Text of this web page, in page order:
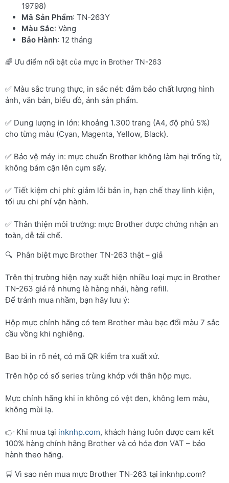
19798)
Mã Sản Phẩm: TN-263Y
Màu Sắc: Vàng
Bảo Hành: 12 tháng
🌈 Ưu điểm nổi bật của mực in Brother TN-263
✅ Màu sắc trung thực, in sắc nét: đảm bảo chất lượng hình
ảnh, văn bản, biểu đồ, ảnh sản phẩm.
✅ Dung lượng in lớn: khoảng 1.300 trang (A4, độ phủ 5%)
cho từng màu (Cyan, Magenta, Yellow, Black).
✅ Bảo vệ máy in: mực chuẩn Brother không làm hại trống từ,
không bám cặn lên cụm sấy.
✅ Tiết kiệm chi phí: giảm lỗi bản in, hạn chế thay linh kiện,
tối ưu chi phí vận hành.
✅ Thân thiện môi trường: mực Brother được chứng nhận an
toàn, dễ tái chế.
🔍 Phân biệt mực Brother TN-263 thật – giả
Trên thị trường hiện nay xuất hiện nhiều loại mực in Brother
TN-263 giá rẻ nhưng là hàng nhái, hàng refill.
Để tránh mua nhầm, bạn hãy lưu ý:
Hộp mực chính hãng có tem Brother màu bạc đổi màu 7 sắc
cầu vồng khi nghiêng.
Bao bì in rõ nét, có mã QR kiểm tra xuất xứ.
Trên hộp có số series trùng khớp với thân hộp mực.
Mực chính hãng khi in không có vệt đen, không lem màu,
không mùi lạ.
👉 Khi mua tại inknhp.com, khách hàng luôn được cam kết
100% hàng chính hãng Brother và có hóa đơn VAT – bảo
hành theo hãng.
🛒 Vì sao nên mua mực Brother TN-263 tại inknhp.com?